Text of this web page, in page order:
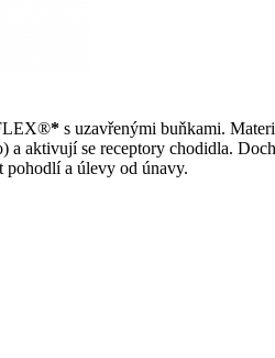
* s uzavřenými buňkami.
a aktivují se receptory chodidla.
pohodlí a úlevy od únavy.